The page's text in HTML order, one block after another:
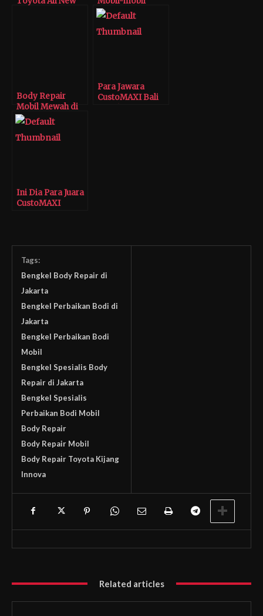
Mewah di Tomi
Airbrush
Body Repair
Mobil Mewah di
Tomi Airbrush
Para Jawara
CustoMAXI Bali
Ini Dia Para Juara
CustoMAXI
Tags:
Bengkel Body Repair di
Jakarta
Bengkel Perbaikan Bodi di
Jakarta
Bengkel Perbaikan Bodi
Mobil
Bengkel Spesialis Body
Repair di Jakarta
Bengkel Spesialis
Perbaikan Bodi Mobil
Body Repair
Body Repair Mobil
Body Repair Toyota Kijang
Innova
Related articles